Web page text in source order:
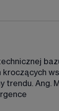
kroczących
trendu. Ang.